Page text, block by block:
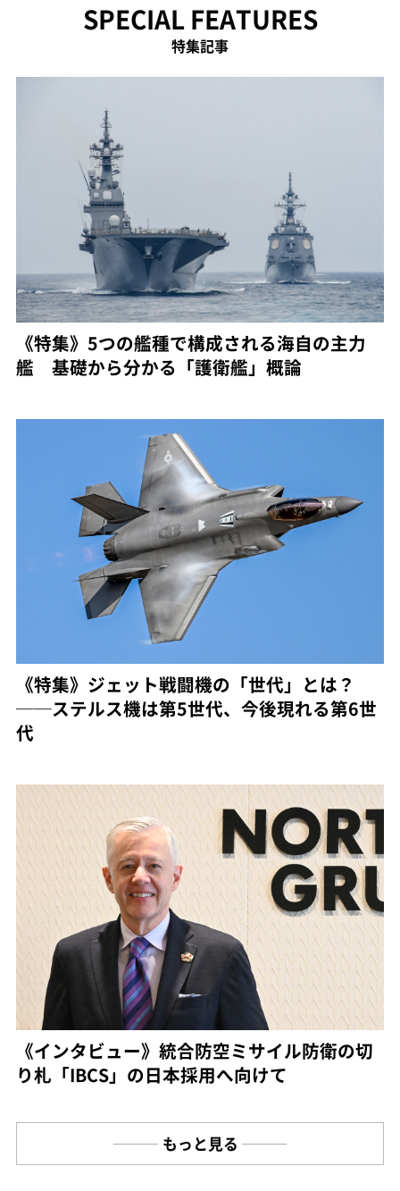
SPECIAL FEATURES
特集記事
《特集》5つの艦種で構成される海自の主力
艦 基礎から分かる「護衛艦」概論
《特集》ジェット戦闘機の「世代」とは？
──ステルス機は第5世代、今後現れる第6世
代
《インタビュー》統合防空ミサイル防衛の切
り札「IBCS」の日本採用へ向けて
もっと見る